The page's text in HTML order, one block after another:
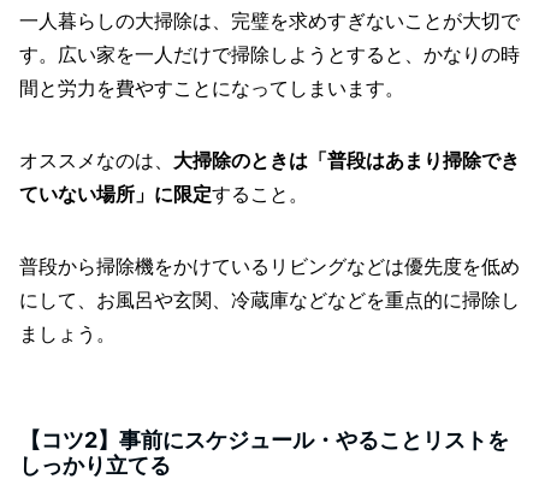
一人暮らしの大掃除は、完璧を求めすぎないことが大切で
す。広い家を一人だけで掃除しようとすると、かなりの時
間と労力を費やすことになってしまいます。
オススメなのは、 大掃除のときは「普段はあまり掃除でき
ていない場所」に限定すること。
普段から掃除機をかけているリビングなどは優先度を低め
にして、お風呂や玄関、冷蔵庫などなどを重点的に掃除し
ましょう。
【コツ2】事前にスケジュール・やることリストを
しっかり立てる